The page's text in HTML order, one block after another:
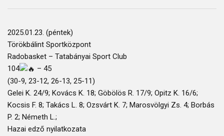
2025.01.23. (péntek)
Törökbálint Sportközpont
Radobasket – Tatabányai Sport Club
104
– 45
(30-9, 23-12, 26-13, 25-11)
Gelei K. 24/9; Kovács K. 18; Göbölös R. 17/9; Opitz K. 16/6;
Kocsis F. 8; Takács L. 8; Ozsvárt K. 7; Marosvölgyi Zs. 4; Borbás
P. 2; Németh L.;
Hazai edző nyilatkozata